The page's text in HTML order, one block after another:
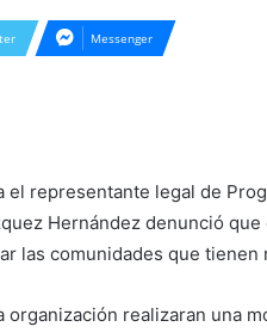
Messenger
el representante legal de
Hernández denunció
las comunidades que tienen
organización realizaran una